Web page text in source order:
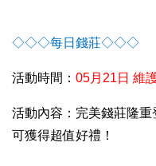
◇◇◇每日錢莊◇◇◇
活動時間： 05月21日 維
活動內容：完美錢莊隆
可獲得超值好禮！